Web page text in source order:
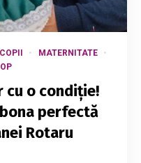
COPII
MATERNITATE
cu o condiție!
perfectă
Rotaru